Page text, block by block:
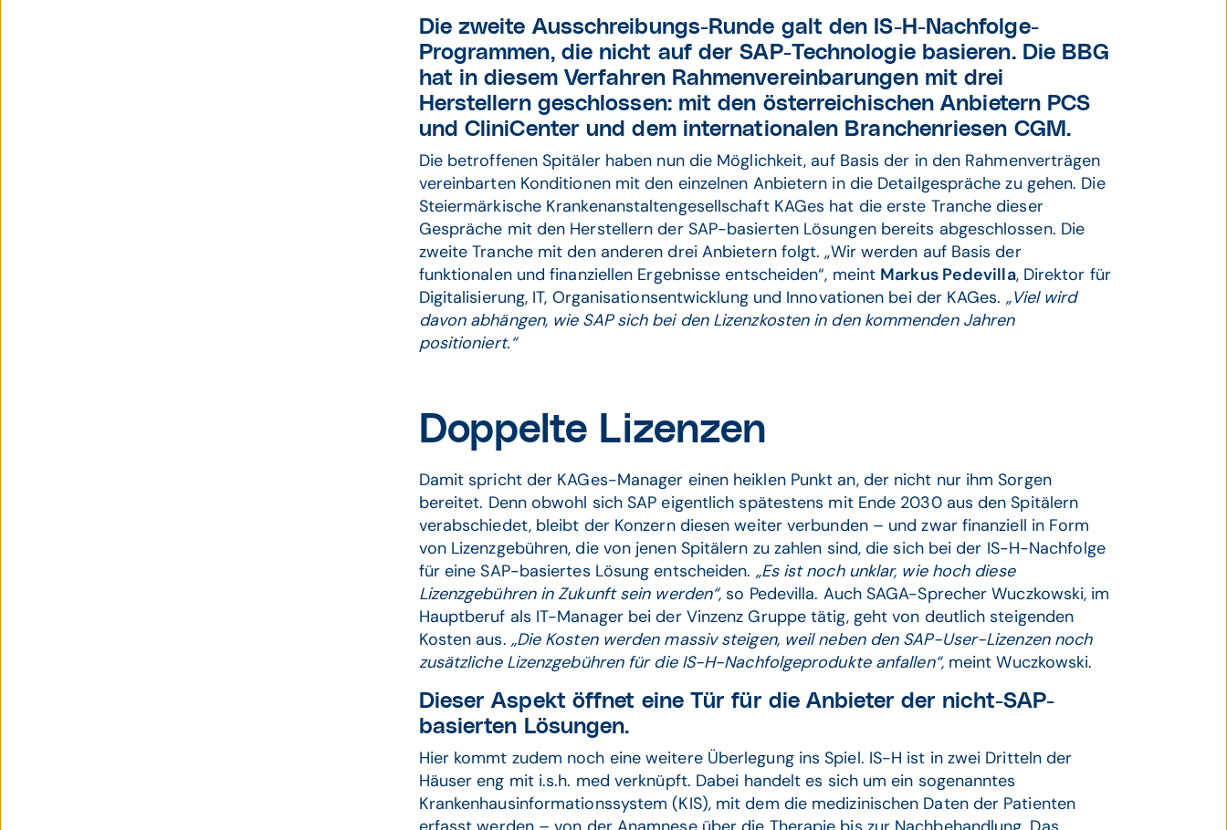
Die zweite Ausschreibungs-Runde galt den IS-H-Nachfolge-
Programmen, die nicht auf der SAP-Technologie basieren. Die BBG
hat in diesem Verfahren Rahmenvereinbarungen mit drei
Herstellern geschlossen: mit den österreichischen Anbietern PCS
und CliniCenter und dem internationalen Branchenriesen CGM.
Die betroffenen Spitäler haben nun die Möglichkeit, auf Basis der in den Rahmenverträgen
vereinbarten Konditionen mit den einzelnen Anbietern in die Detailgespräche zu gehen. Die
Steiermärkische Krankenanstaltengesellschaft KAGes hat die erste Tranche dieser
Gespräche mit den Herstellern der SAP-basierten Lösungen bereits abgeschlossen. Die
zweite Tranche mit den anderen drei Anbietern folgt. „Wir werden auf Basis der
funktionalen und finanziellen Ergebnisse entscheiden“, meint Markus Pedevilla, Direktor für
Digitalisierung, IT, Organisationsentwicklung und Innovationen bei der KAGes. „Viel wird
davon abhängen, wie SAP sich bei den Lizenzkosten in den kommenden Jahren
positioniert.“
Doppelte Lizenzen
Damit spricht der KAGes-Manager einen heiklen Punkt an, der nicht nur ihm Sorgen
bereitet. Denn obwohl sich SAP eigentlich spätestens mit Ende 2030 aus den Spitälern
verabschiedet, bleibt der Konzern diesen weiter verbunden – und zwar finanziell in Form
von Lizenzgebühren, die von jenen Spitälern zu zahlen sind, die sich bei der IS-H-Nachfolge
für eine SAP-basiertes Lösung entscheiden. „Es ist noch unklar, wie hoch diese
Lizenzgebühren in Zukunft sein werden“, so Pedevilla. Auch SAGA-Sprecher Wuczkowski, im
Hauptberuf als IT-Manager bei der Vinzenz Gruppe tätig, geht von deutlich steigenden
Kosten aus. „Die Kosten werden massiv steigen, weil neben den SAP-User-Lizenzen noch
zusätzliche Lizenzgebühren für die IS-H-Nachfolgeprodukte anfallen“, meint Wuczkowski.
Dieser Aspekt öffnet eine Tür für die Anbieter der nicht-SAP-
basierten Lösungen.
Hier kommt zudem noch eine weitere Überlegung ins Spiel. IS-H ist in zwei Dritteln der
Häuser eng mit i.s.h. med verknüpft. Dabei handelt es sich um ein sogenanntes
Krankenhausinformationssystem (KIS), mit dem die medizinischen Daten der Patienten